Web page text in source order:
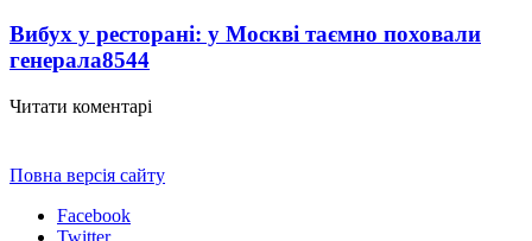
Вибух у ресторані: у Москві таємно поховали
генерала8544
Читати коментарі
Повна версія сайту
Facebook
Twitter